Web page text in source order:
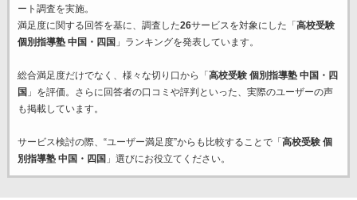
ート調査を実施。
満足度に関する回答を基に、調査した26サービスを対象にした「 高校受験
個別指導塾 中国・四国 」ランキングを発表しています。
総合満足度だけでなく、様々な切り口から「 高校受験 個別指導塾 中国・四
国 」を評価。さらに回答者の口コミや評判といった、実際のユーザーの声
も掲載しています。
サービス検討の際、“ユーザー満足度”からも比較することで「 高校受験 個
別指導塾 中国・四国 」選びにお役立てください。